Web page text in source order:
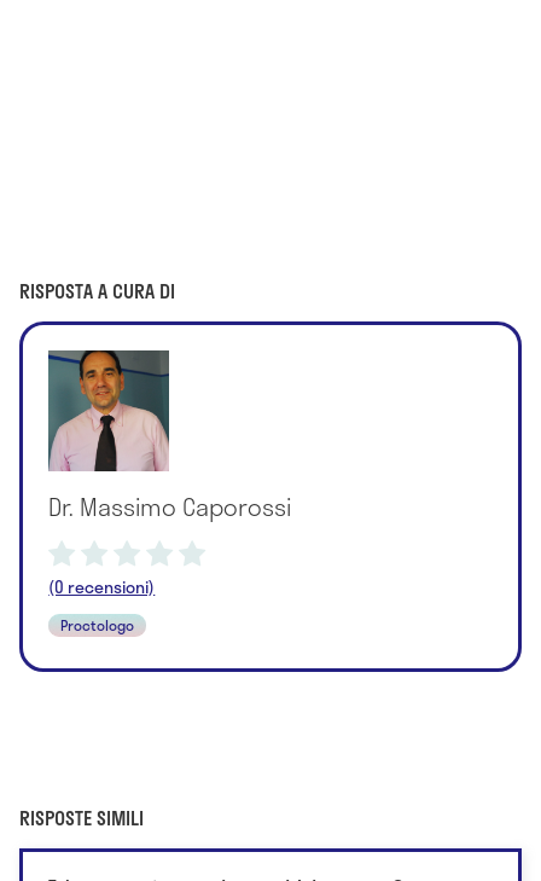
RISPOSTA A CURA DI
Dr. Massimo Caporossi
(0 recensioni)
Proctologo
RISPOSTE SIMILI